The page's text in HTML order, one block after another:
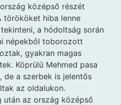
középső részét
törököket hiba lenne
a hódoltság során
népekből toborozott
gyakran magas
Köprülü Mehmed pasa
de a szerbek is jelentős
az oldalukon.
az ország középső